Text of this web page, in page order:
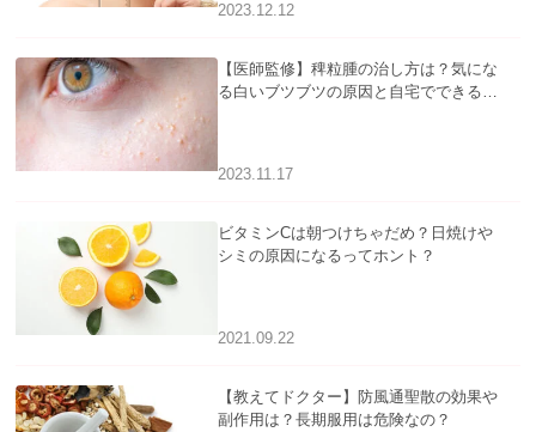
2023.12.12
【医師監修】稗粒腫の治し方は？気にな
る白いブツブツの原因と自宅でできるケ
2023.11.17
ビタミンCは朝つけちゃだめ？日焼けや
シミの原因になるってホント？
2021.09.22
【教えてドクター】防風通聖散の効果や
副作用は？長期服用は危険なの？